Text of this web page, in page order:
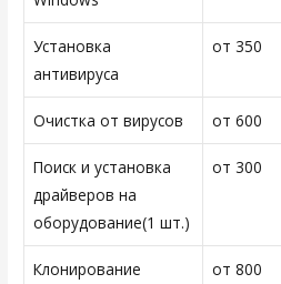
Установка
антивируса
от 350
Очистка от вирусов от 600
Поиск и установка
драйверов на
оборудование(1 шт.)
от 300
Клонирование
от 800